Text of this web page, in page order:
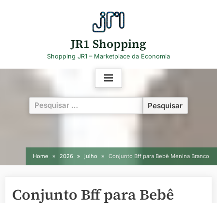
JR1 Shopping
Shopping JR1 – Marketplace da Economia
Pesquisar
por:
Home 2026 julho Conjunto Bff para Bebê Menina Branco
Conjunto Bff para Bebê